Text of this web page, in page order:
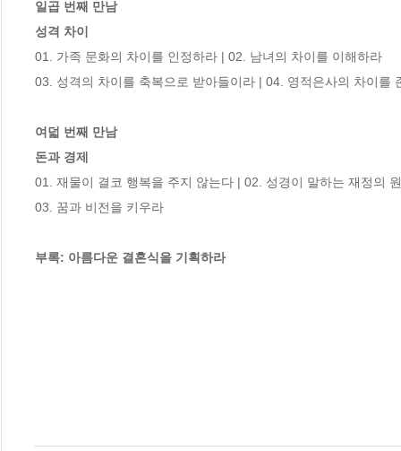
일곱 번째 만남
성격 차이
01. 가족 문화의 차이를 인정하라 | 02. 남녀의 차이를 이해하라
03. 성격의 차이를 축복으로 받아들이라 | 04. 영적은사의 차이를
여덟 번째 만남
돈과 경제
01. 재물이 결코 행복을 주지 않는다 | 02. 성경이 말하는 재정의
03. 꿈과 비전을 키우라
부록: 아름다운 결혼식을 기획하라